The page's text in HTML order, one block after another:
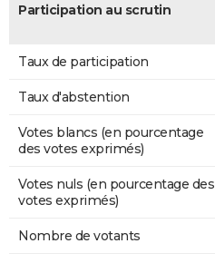
Participation au scrutin
Taux de participation
Taux d'abstention
Votes blancs (en pourcentage
des votes exprimés)
Votes nuls (en pourcentage des
votes exprimés)
Nombre de votants